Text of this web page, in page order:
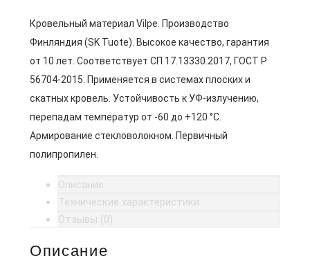
Кровельный материал Vilpe. Производство
Финляндия (SK Tuote). Высокое качество, гарантия
от 10 лет. Соответствует СП 17.13330.2017, ГОСТ Р
56704-2015. Применяется в системах плоских и
скатных кровель. Устойчивость к УФ-излучению,
перепадам температур от -60 до +120 °C.
Армирование стекловолокном. Первичный
полипропилен.
Описание
Технические характеристики
Отзывы (0)
Описание